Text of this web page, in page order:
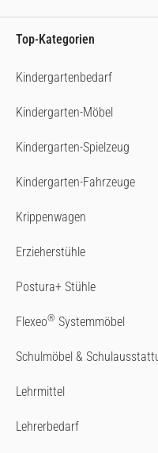
Top-Kategorien
Kindergartenbedarf
Kindergarten-Möbel
Kindergarten-Spielzeug
Kindergarten-Fahrzeuge
Krippenwagen
Erzieherstühle
Postura+ Stühle
Flexeo® Systemmöbel
Schulmöbel &
Lehrmittel
Lehrerbedarf